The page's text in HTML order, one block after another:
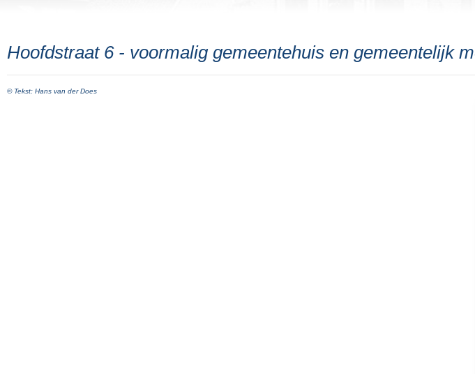
Hoofdstraat 6 - voormalig gemeentehuis en gemeentelijk
© Tekst: Hans van der Does